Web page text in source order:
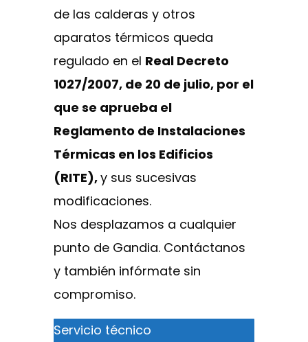
de las calderas y otros
aparatos térmicos queda
regulado en el Real Decreto
1027/2007, de 20 de julio, por el
que se aprueba el
Reglamento de Instalaciones
Térmicas en los Edificios
(RITE),y sus sucesivas
modificaciones.
Nos desplazamos a cualquier
punto de Gandia. Contáctanos
y también infórmate sin
compromiso.
Servicio técnico